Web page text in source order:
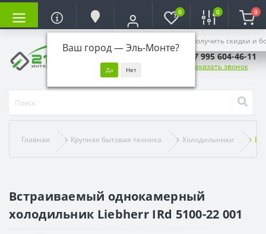
Ваш город —Эль-Монте?
Войдите, чтобы получить скидки и
0 0 0
+7 995 604-46-11
Заказать звонок
Главная Крупная бытовая техника Холодильники
Встраиваемый однокамерный
холодильник Liebherr IRd 5100-22 001